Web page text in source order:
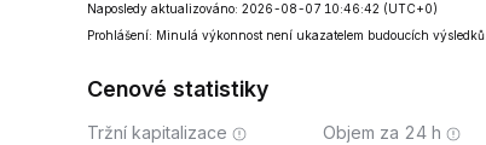
Naposledy aktualizováno: 2026-08-07 10:46:42 (UTC+0)
Prohlášení: Minulá výkonnost není ukazatelem budoucích výsledků.
Cenové statistiky
Tržní kapitalizace Objem za 24 h